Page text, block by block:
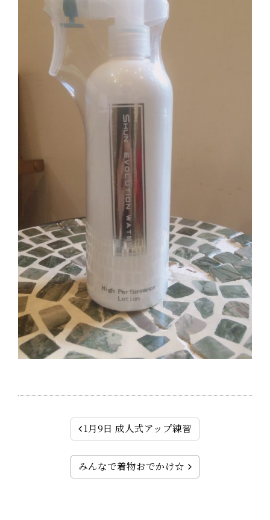
1月9日 成人式アップ練習
みんなで着物おでかけ☆